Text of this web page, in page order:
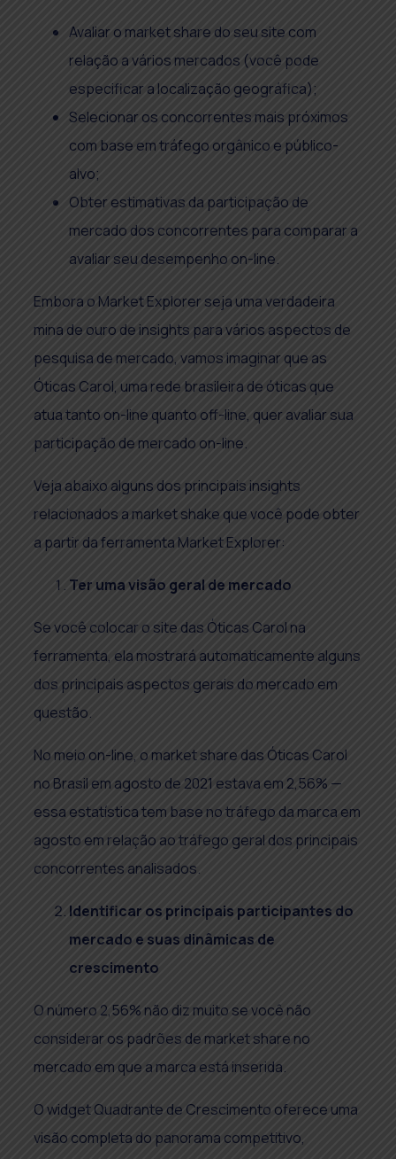
Avaliar o market share do seu site com
relação a vários mercados (você pode
especificar a localização geográfica);
Selecionar os concorrentes mais próximos
com base em tráfego orgânico e público-
alvo;
Obter estimativas da participação de
mercado dos concorrentes para comparar a
avaliar seu desempenho on-line.
Embora o Market Explorer seja uma verdadeira
mina de ouro de insights para vários aspectos de
pesquisa de mercado, vamos imaginar que as
Óticas Carol, uma rede brasileira de óticas que
atua tanto on-line quanto off-line, quer avaliar sua
participação de mercado on-line.
Veja abaixo alguns dos principais insights
relacionados a market shake que você pode obter
a partir da ferramenta Market Explorer:
Ter uma visão geral de mercado
Se você colocar o site das Óticas Carol na
ferramenta, ela mostrará automaticamente alguns
dos principais aspectos gerais do mercado em
questão.
No meio on-line, o market share das Óticas Carol
no Brasil em agosto de 2021 estava em 2,56% —
essa estatística tem base no tráfego da marca em
agosto em relação ao tráfego geral dos principais
concorrentes analisados.
Identificar os principais participantes do
mercado e suas dinâmicas de
crescimento
O número 2,56% não diz muito se você não
considerar os padrões de market share no
mercado em que a marca está inserida.
O widget Quadrante de Crescimento oferece uma
visão completa do panorama competitivo,